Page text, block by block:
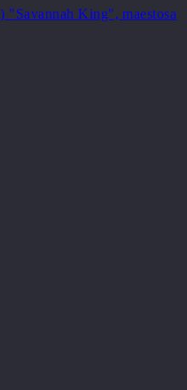
"Savannah King", maestosa